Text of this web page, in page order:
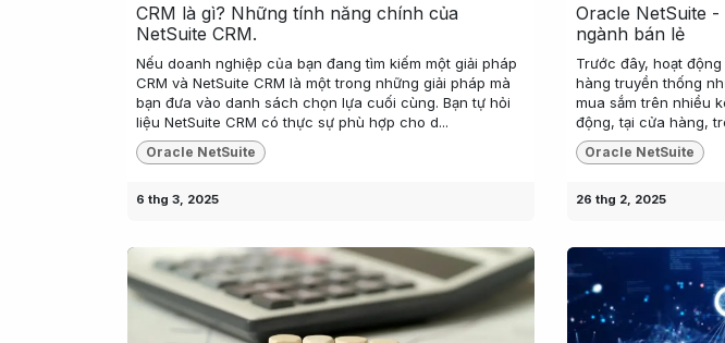
CRM là gì? Những tính năng chính của
NetSuite CRM.
Nếu doanh nghiệp của bạn đang tìm kiếm một giải pháp
CRM và NetSuite CRM là một trong những giải pháp mà
bạn đưa vào danh sách chọn lựa cuối cùng. Bạn tự hỏi
liệu NetSuite CRM có thực sự phù hợp cho d...
Oracle NetSuite
6 thg 3, 2025
Oracle NetSuite -
ngành bán lẻ
Trước đây, hoạt
hàng truyền thống
mua sắm trên nhiều
động, tại cửa hàng,
Oracle NetSuite
26 thg 2, 2025